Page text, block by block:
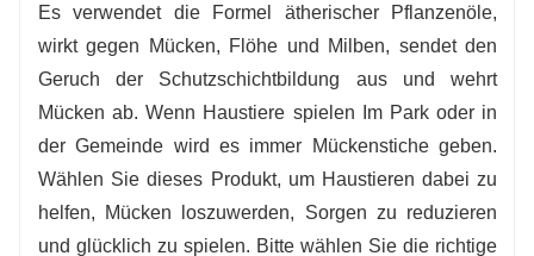
Es verwendet die Formel ätherischer Pflanzenöle,
wirkt gegen Mücken, Flöhe und Milben, sendet den
Geruch der Schutzschichtbildung aus und wehrt
Mücken ab. Wenn Haustiere spielen Im Park oder in
der Gemeinde wird es immer Mückenstiche geben.
Wählen Sie dieses Produkt, um Haustieren dabei zu
helfen, Mücken loszuwerden, Sorgen zu reduzieren
und glücklich zu spielen. Bitte wählen Sie die richtige